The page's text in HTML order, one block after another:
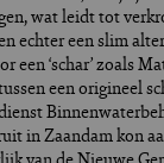
wat leidt tot
echter een slim
een ‘schar’ zoals
een origineel
in Zaandam kon